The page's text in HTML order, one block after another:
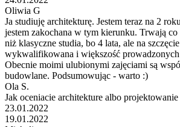
Oliwia G
Ja studiuję architekturę. Jestem teraz na 2
jestem zakochana w tym kierunku. Trwają co
niż klasyczne studia, bo 4 lata, ale na
wykwalifikowana i większość prowadzonych
Obecnie moimi ulubionymi zajęciami są
budowlane. Podsumowując - warto :)
Ola S.
Jak oceniacie architekture albo
23.01.2022
19.01.2022